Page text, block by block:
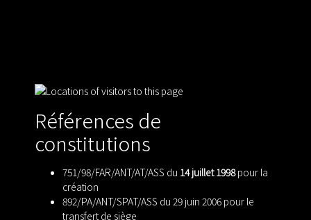
Références de
constitutions
751/98/FAR/ANT/AT/ASS du 14 juillet 1998pour la
création
892/PA/ANT/SPAT/ASS du 29 juin 2006 pour le
transfert de siège